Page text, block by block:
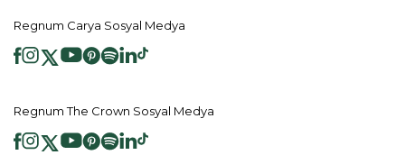
Regnum Carya Sosyal Medya
Regnum The Crown Sosyal Medya